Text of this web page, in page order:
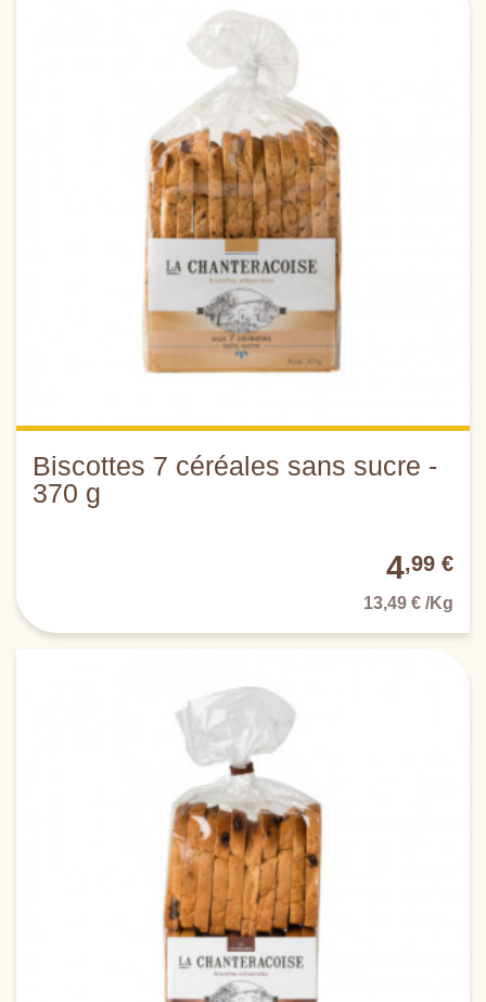
Biscottes 7 céréales sans sucre -
370 g
4,99 €
13,49 € /Kg